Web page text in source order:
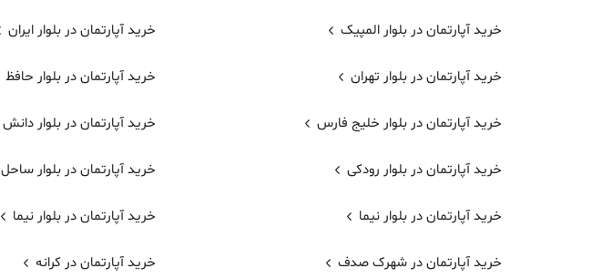
خرید آپارتمان در بلوار المپیک خرید آپارتمان در بلوار ایران
خرید آپارتمان در بلوار تهران خرید آپارتمان در بلوار حافظ
خرید آپارتمان در بلوار خلیج فارس خرید آپارتمان در بلوار دانش
خرید آپارتمان در بلوار رودکی خرید آپارتمان در بلوار ساحل
خرید آپارتمان در بلوار نیما خرید آپارتمان در بلوار نیما
خرید آپارتمان در شهرک صدف خرید آپارتمان در کرانه